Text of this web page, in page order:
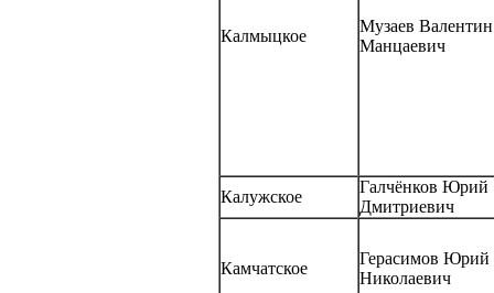
Калмыцкое
Музаев Валентин
Манцаевич
Калужское
Галчёнков Юрий
Дмитриевич
Камчатское
Герасимов Юрий
Николаевич